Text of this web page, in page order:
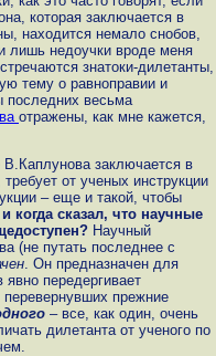
которая заключается в
находится немало снобов,
лишь недоучки вроде меня
знатоки-дилетанты,
тему о равноправии и
последних весьма
отражены, как мне кажется,
заключается в
от ученых инструкции
– еще и такой, чтобы
и когда сказал, что научные
Научный
(не путать последнее с
. Он предназначен для
передергивает
перевернувших прежние
– все, как один, очень
дилетанта от ученого по